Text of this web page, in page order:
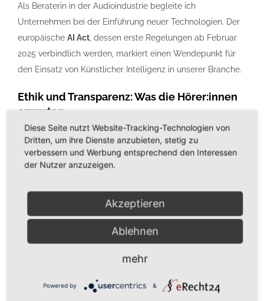
Als Beraterin in der Audioindustrie begleite ich
Unternehmen bei der Einführung neuer Technologien. Der
europäische AI Act, dessen erste Regelungen ab Februar
2025 verbindlich werden, markiert einen Wendepunkt für
den Einsatz von Künstlicher Intelligenz in unserer Branche.
Ethik und Transparenz: Was die Hörer:innen
erwarten
Aus meiner Erfahrung weiß ich, dass Vertrauen die
Grundlage jeder erfolgreichen Audio-Strategie ist. Wenn KI
zum Einsatz kommt – sei es bei personalisierten
die Hörer:innen klar darüber informiert werden.
Transparenz erhöht nicht nur die Glaubwürdigkeit, sondern
beugt auch möglichen Akzeptanzproblemen vor.
Ein weiteres zentrales Thema ist der Datenschutz.
Sprachanalysen sind spannende Anwendungsfelder,
Diese Seite nutzt Website-Tracking-Technologien von
Dritten, um ihre Dienste anzubieten, stetig zu
verbessern und Werbung entsprechend den Interessen
der Nutzer anzuzeigen.
Akzeptieren
Ablehnen
mehr
Powered by &